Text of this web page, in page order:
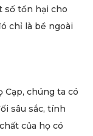
số tổn hại cho
chỉ là bề ngoài
Cạp, chúng ta có
sâu sắc, tính
của họ có